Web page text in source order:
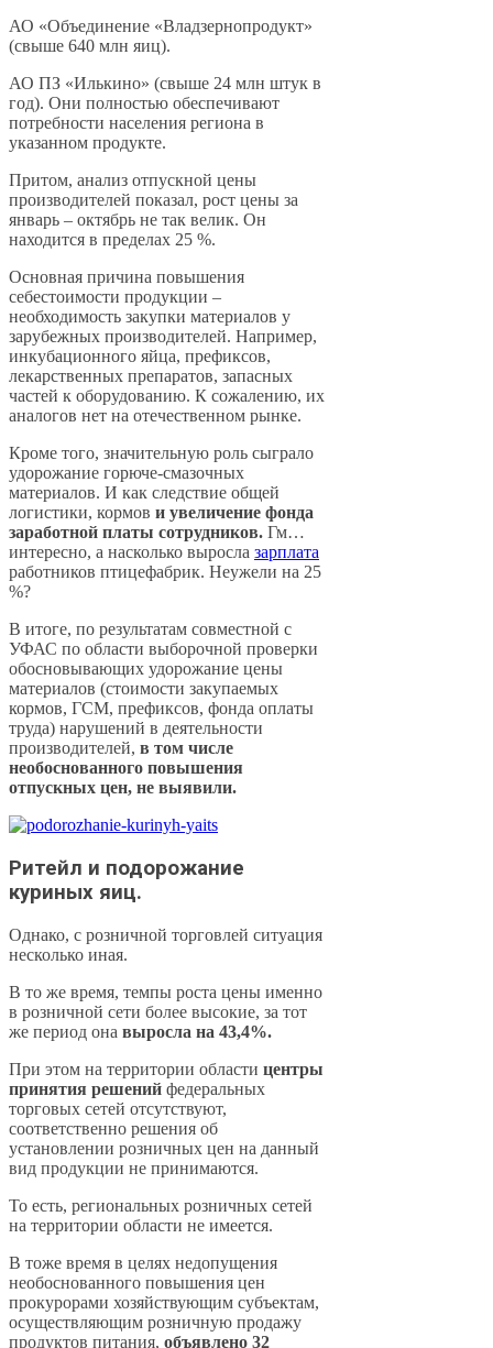
АО «Объединение «Владзернопродукт»
(свыше 640 млн яиц).
АО ПЗ «Илькино» (свыше 24 млн штук в
год). Они полностью обеспечивают
потребности населения региона в
указанном продукте.
Притом, анализ отпускной цены
производителей показал, рост цены за
январь – октябрь не так велик. Он
находится в пределах 25 %.
Основная причина повышения
себестоимости продукции –
необходимость закупки материалов у
зарубежных производителей. Например,
инкубационного яйца, префиксов,
лекарственных препаратов, запасных
частей к оборудованию. К сожалению, их
аналогов нет на отечественном рынке.
Кроме того, значительную роль сыграло
удорожание горюче-смазочных
материалов. И как следствие общей
логистики, кормов и увеличение фонда
заработной платы сотрудников. Гм…
интересно, а насколько выросла зарплата
работников птицефабрик. Неужели на 25
%?
В итоге, по результатам совместной с
УФАС по области выборочной проверки
обосновывающих удорожание цены
материалов (стоимости закупаемых
кормов, ГСМ, префиксов, фонда оплаты
труда) нарушений в деятельности
производителей, в том числе
необоснованного повышения
отпускных цен, не выявили.
Ритейл и подорожание
куриных яиц.
Однако, с розничной торговлей ситуация
несколько иная.
В то же время, темпы роста цены именно
в розничной сети более высокие, за тот
же период она выросла на 43,4%.
При этом на территории области центры
принятия решений федеральных
торговых сетей отсутствуют,
соответственно решения об
установлении розничных цен на данный
вид продукции не принимаются.
То есть, региональных розничных сетей
на территории области не имеется.
В тоже время в целях недопущения
необоснованного повышения цен
прокурорами хозяйствующим субъектам,
осуществляющим розничную продажу
продуктов питания, объявлено 32